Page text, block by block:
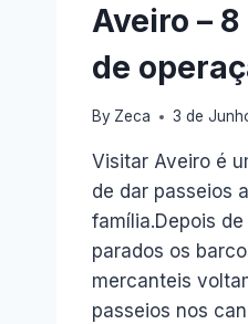
Aveiro –
de
By Zeca 3 de
Visitar Aveiro é
de dar passeios
família.Depois
parados os
mercanteis
passeios nos